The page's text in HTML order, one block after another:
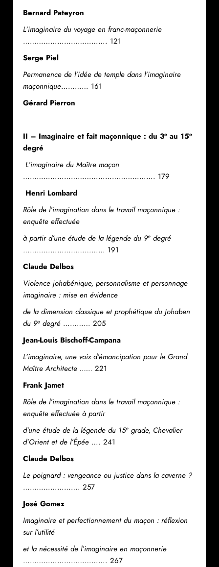
Bernard Pateyron
L’imaginaire du voyage en franc-maçonnerie
………………………………. 121
Serge Piel
Permanence de l’idée de temple dans l’imaginaire
maçonnique………… 161
Gérard Pierron
II – Imaginaire et fait maçonnique : du 3eau 15e
degré
L’imaginaire du Maître maçon
…………………………………………………. 179
Henri Lombard
Rôle de l’imagination dans le travail maçonnique :
enquête effectuée
à partir d’une étude de la légende du 9edegré
……………………………… 191
Claude Delbos
Violence johabénique, personnalisme et personnage
imaginaire : mise en évidence
de la dimension classique et prophétique du Johaben
du 9edegré………… 205
Jean-Louis Bischoff-Campana
L’imaginaire, une voix d’émancipation pour le Grand
Maître Architecte …… 221
Frank Jamet
Rôle de l’imagination dans le travail maçonnique :
enquête effectuée à partir
d’une étude de la légende du 15egrade, Chevalier
d’Orient et de l’Épée…. 241
Claude Delbos
Le poignard : vengeance ou justice dans la caverne ?
……………………. 257
José Gomez
Imaginaire et perfectionnement du maçon : réflexion
sur l’utilité
et la nécessité de l’imaginaire en maçonnerie
………………………………. 267